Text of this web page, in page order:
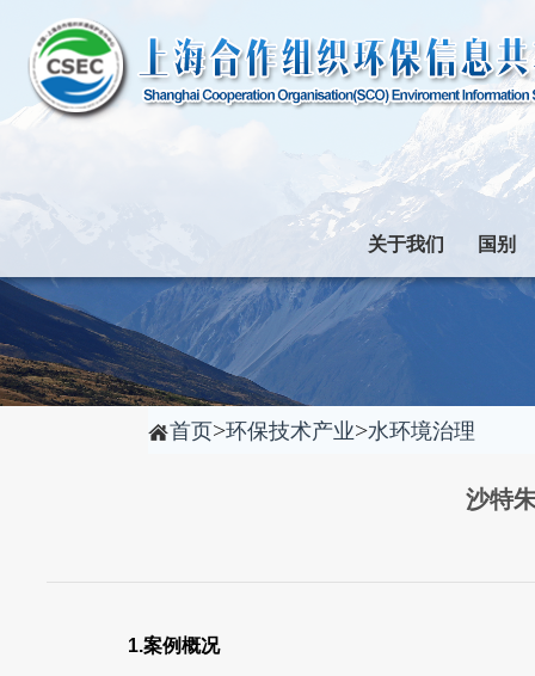
关于我们 国别
首页>环保技术产业>水环境治理
沙特
1.案例概况